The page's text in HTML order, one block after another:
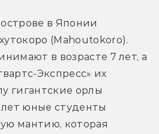
в Японии
(Mahoutokoro).
в возрасте 7 лет, а
Экспресс» их
гигантские орлы
лет юные студенты
мантию, которая